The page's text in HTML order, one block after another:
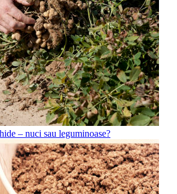
– nuci sau leguminoase?